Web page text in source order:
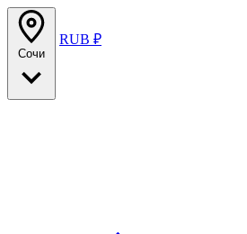
Сочи
RUB ₽